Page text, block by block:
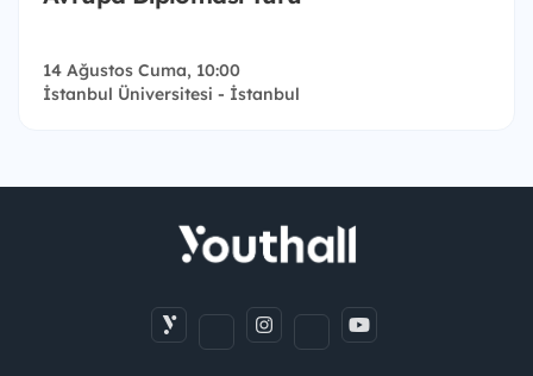
14 Ağustos Cuma, 10:00
İstanbul Üniversitesi - İstanbul